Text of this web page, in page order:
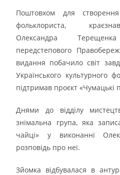
Поштовхом для
фольклориста,
Олександра
передстепового
видання побачило світ
Українського культурного
підтримав проєкт «Чумацькі
Днями до відділу
знімальна група, яка
чайці» у виконанні
розповідь про неї.
Зйомка відбувалася в